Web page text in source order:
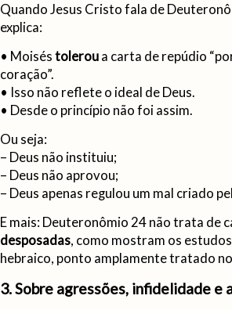
Quando Jesus Cristo fala de
explica:
• Moiséstoleroua carta de repúdio
coração”.
• Isso não reflete o ideal de Deus.
• Desde o princípio não foi assim.
Ou seja:
– Deus não instituiu;
– Deus não aprovou;
– Deus apenas regulou um mal criado
E mais: Deuteronômio 24 não trata de
desposadas, como mostram os
hebraico, ponto amplamente tratado
3. Sobre agressões, infidelidade e